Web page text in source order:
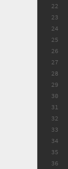
22
23
24
25
26
27
28
29
30
31
32
33
34
35
36